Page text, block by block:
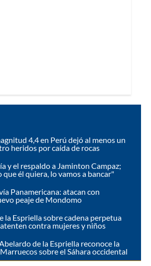
4,4 en Perú dejó al menos un
heridos por caída de rocas
y el respaldo a Jaminton Campaz;
que él quiera, lo vamos a bancar"
Panamericana: atacan con
peaje de Mondomo
la Espriella sobre cadena perpetua
contra mujeres y niños
de la Espriella reconoce la
sobre el Sáhara occidental